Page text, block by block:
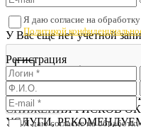
Я даю согласие на
Политикой
У Вас еще нет учетной
Регистрация
Я даю согласие на
Проверьте подписанный
В ЦЕЛЯХ
ДЕЙСТВИЙ В
СНИЖЕНИЯ РИСКОВ
УСЛУГИ,